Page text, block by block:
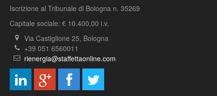
Iscrizione al Tribunale di Bologna n. 35269
Capitale sociale: € 10.400,00 i.v.
Via Castiglione 25, Bologna
+39 051 6560011
rienergia@staffettaonline.com